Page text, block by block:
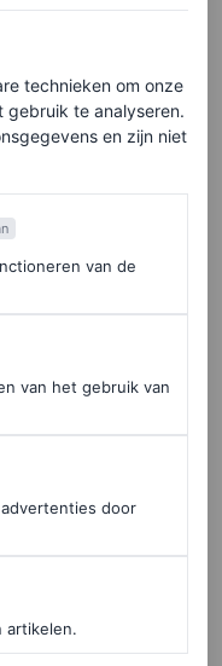
Ratajkowski, Gigi
manieren van
is in krullend of
een kans om
en
te pronken met je
dat J.Lo
technieken om onze
te analyseren.
en zijn niet
van de
van het gebruik van
door
artikelen.